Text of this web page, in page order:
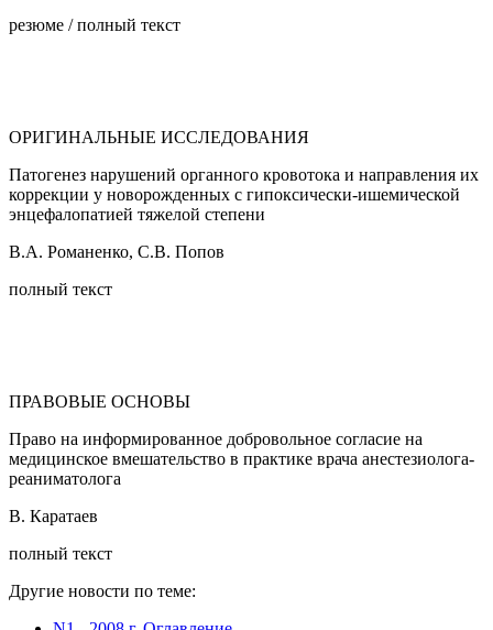
резюме / полный текст
ОРИГИНАЛЬНЫЕ ИССЛЕДОВАНИЯ
Патогенез нарушений органного кровотока и направления их
коррекции у новорожденных с гипоксически-ишемической
энцефалопатией тяжелой степени
В.А. Романенко, С.В. Попов
полный текст
ПРАВОВЫЕ ОСНОВЫ
Право на информированное добровольное согласие на
медицинское вмешательство в практике врача анестезиолога-
реаниматолога
В. Каратаев
полный текст
Другие новости по теме: